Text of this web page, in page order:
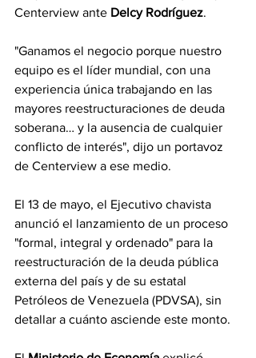
Centerview ante Delcy Rodríguez.
"Ganamos el negocio porque nuestro
equipo es el líder mundial, con una
experiencia única trabajando en las
mayores reestructuraciones de deuda
soberana… y la ausencia de cualquier
conflicto de interés", dijo un portavoz
de Centerview a ese medio.
El 13 de mayo, el Ejecutivo chavista
anunció el lanzamiento de un proceso
"formal, integral y ordenado" para la
reestructuración de la deuda pública
externa del país y de su estatal
Petróleos de Venezuela (PDVSA), sin
detallar a cuánto asciende este monto.